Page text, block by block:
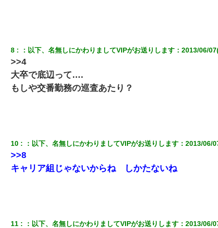
アパートのドアに『ハンザイ者！この人はさいあくの人です』と
張り紙が！大家「面倒はごめんだよ」私「はあ」→警察に行き、
見回りで犯人が捕まったが、それが…｜生活｜ヌルポあんてな
見合いにて。嫁「はじめまして」俺「失礼ですが○○さんご本人で
すか？」
私が遺産を相続。→それを知った義両親が「旅行代金を出せ！」
「リフォーム費用を負担しろ！」「金の管理は私達がする！」と
浅ましくも集りにきた。
8 ： 以下、名無しにかわりましてVIPがお送りします ：2013/06/
>>4
大卒で底辺って….
もしや交番勤務の巡査あたり？
10 ： 以下、名無しにかわりましてVIPがお送りします ：2013/06/
>>8
キャリア組じゃないからね しかたないね
11 ： 以下、名無しにかわりましてVIPがお送りします ：2013/06/